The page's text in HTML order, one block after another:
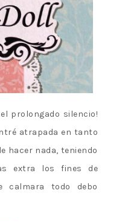
prolongado silencio!
atrapada en tanto
hacer nada, teniendo
extra los fines de
calmara todo debo